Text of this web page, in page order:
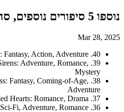
נוספו 5 סיפורים נוספים, סה"כ: 40
Mar 28, 2025
40. Shadows of Eldrin: Fantasy, Action, Adventure
Sirens: Adventure, Romance,
Mystery
Fantasy, Coming-of-Age,
Adventure
37. Glitz and Tangled Hearts: Romance, Drama
36. Great Code Cull: Sci-Fi, Adventure, Romance